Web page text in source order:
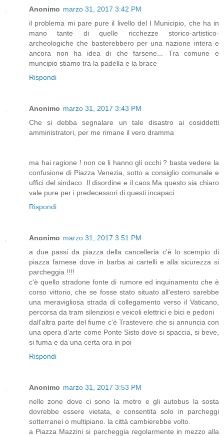
Anonimo marzo 31, 2017 3:42 PM
il problema mi pare pure il livello del I Municipio, che ha in
mano tante di quelle ricchezze storico-artistico-
archeologiche che basterebbero per una nazione intera e
ancora non ha idea di che farsene... Tra comune e
muncipio stiamo tra la padella e la brace
Rispondi
Anonimo marzo 31, 2017 3:43 PM
Che si debba segnalare un tale disastro ai cosiddetti
amministratori, per me rimane il vero dramma
ma hai ragione ! non ce li hanno gli occhi ? basta vedere la
confusione di Piazza Venezia, sotto a consiglio comunale e
uffici del sindaco. Il disordine e il caos.Ma questo sia chiaro
vale pure per i predecessori di questi incapaci
Rispondi
Anonimo marzo 31, 2017 3:51 PM
a due passi da piazza della cancelleria c'è lo scempio di
piazza farnese dove in barba ai cartelli e alla sicurezza si
parcheggia !!!!
c'è quello stradone fonte di rumore ed inquinamento che è
corso vittorio, che se fosse stato situato all'estero sarebbe
una meravigliosa strada di collegamento verso il Vaticano,
percorsa da tram silenziosi e veicoli elettrici e bici e pedoni
dall'altra parte del fiume c'è Trastevere che si annuncia con
una opera d'arte come Ponte Sisto dove si spaccia, si beve,
si fuma e da una certa ora in poi
Rispondi
Anonimo marzo 31, 2017 3:53 PM
nelle zone dove ci sono la metro e gli autobus la sosta
dovrebbe essere vietata, e consentita solo in parcheggi
sotterranei o multipiano. la città cambierebbe volto.
a Piazza Mazzini si parcheggia regolarmente in mezzo alla